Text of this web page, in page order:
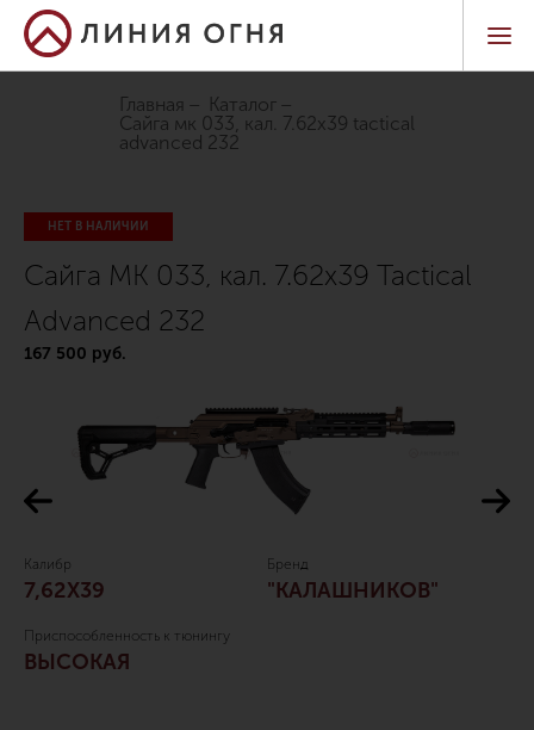
Главная
Каталог
сайга мк 033, кал. 7.62х39 tactical
advanced 232
НЕТ В НАЛИЧИИ
Сайга МК 033, кал. 7.62х39 Tactical
Advanced 232
167 500 руб.
Калибр
7,62Х39
Бренд
"КАЛАШНИКОВ"
Приспособленность к тюнингу
ВЫСОКАЯ